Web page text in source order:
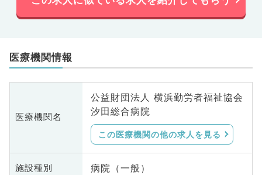
医療機関情報
医療機関名
公益財団法人 横浜勤労者福祉協会
汐田総合病院
この医療機関の他の求人を見る
施設種別 病院（一般）